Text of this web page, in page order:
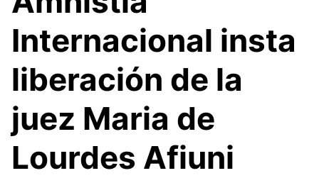
Internacional insta
liberación de la
juez Maria de
Lourdes Afiuni